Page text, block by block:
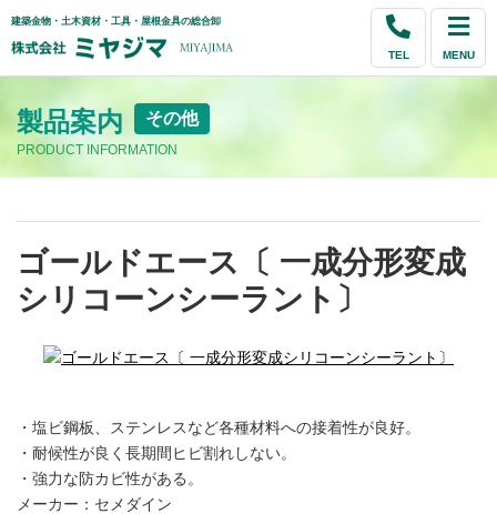
建築金物・土木資材・工具・屋根金具の総合卸
TEL MENU
製品案内 その他
PRODUCT INFORMATION
ゴールドエース〔 一成分形変成
シリコーンシーラント〕
・塩ビ鋼板、ステンレスなど各種材料への接着性が良好。
・耐候性が良く長期間ヒビ割れしない。
・強力な防カビ性がある。
メーカー：セメダイン